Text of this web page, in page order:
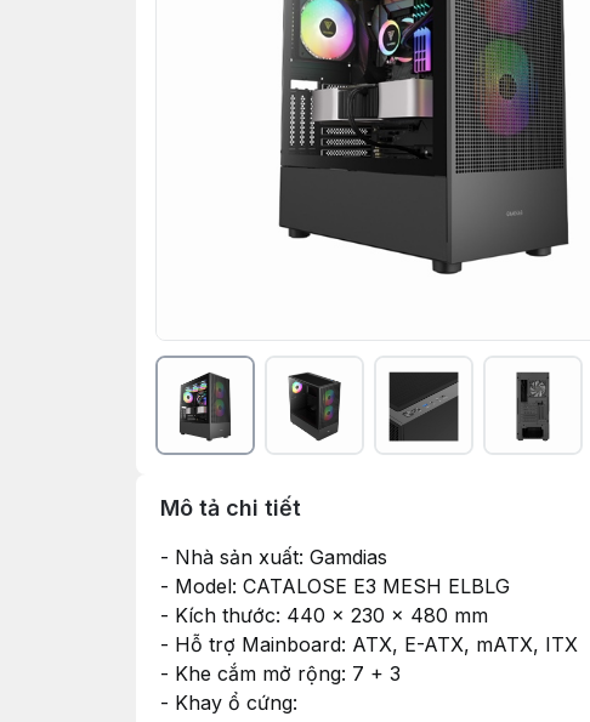
Mô tả chi tiết
- Nhà sản xuất: Gamdias
- Model: CATALOSE E3 MESH ELBLG
- Kích thước: 440 x 230 x 480 mm
- Hỗ trợ Mainboard: ATX, E-ATX, mATX, ITX
- Khe cắm mở rộng: 7 + 3
- Khay ổ cứng: